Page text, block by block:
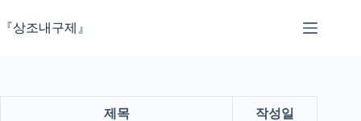
문『상조내구제』
제목 작성일